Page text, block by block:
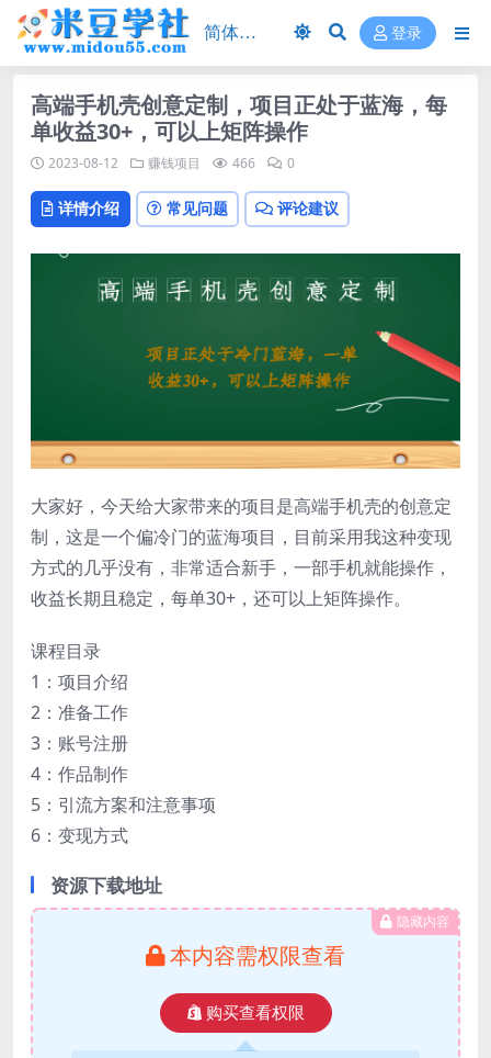
登录
高端手机壳创意定制，项目正处于蓝海，每
单收益30+，可以上矩阵操作
2023-08-12 赚钱项目 466 0
详情介绍 常见问题 评论建议
大家好，今天给大家带来的项目是高端手机壳的创意定
制，这是一个偏冷门的蓝海项目，目前采用我这种变现
方式的几乎没有，非常适合新手，一部手机就能操作，
收益长期且稳定，每单30+，还可以上矩阵操作。
课程目录
1：项目介绍
2：准备工作
3：账号注册
4：作品制作
5：引流方案和注意事项
6：变现方式
资源下载地址
隐藏内容
本内容需权限查看
购买查看权限